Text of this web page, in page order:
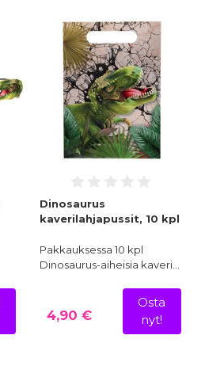
Dinosaurus
kaverilahjapussit, 10 kpl
Pakkauksessa 10 kpl
Dinosaurus-aiheisia kaveri…
4,90 €
Osta
nyt!